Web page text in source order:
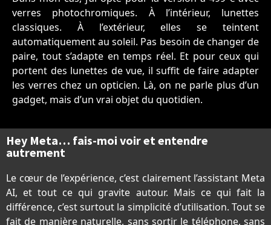
verres photochromiques. À l’intérieur, lunettes
classiques. À l’extérieur, elles se teintent
automatiquement au soleil. Pas besoin de changer de
paire, tout s’adapte en temps réel. Et pour ceux qui
portent des lunettes de vue, il suffit de faire adapter
les verres chez un opticien. Là, on ne parle plus d’un
gadget, mais d’un vrai objet du quotidien.
Hey Meta… fais-moi voir et entendre
autrement
Le cœur de l’expérience, c’est clairement l’assistant Meta
AI, et tout ce qui gravite autour. Mais ce qui fait la
différence, c’est surtout la simplicité d’utilisation. Tout se
fait de manière naturelle, sans sortir le téléphone, sans